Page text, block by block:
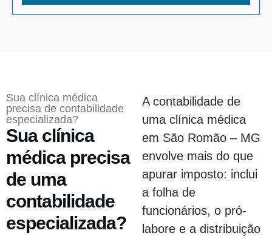
Sua clínica médica
precisa de contabilidade
especializada?
Sua clínica
médica precisa
de uma
contabilidade
especializada?
A contabilidade de
uma clínica médica
em São Romão – MG
envolve mais do que
apurar imposto: inclui
a folha de
funcionários, o pró-
labore e a distribuição